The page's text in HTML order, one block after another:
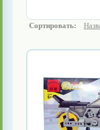
Сортировать: